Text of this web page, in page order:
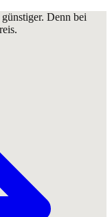
Denn bei